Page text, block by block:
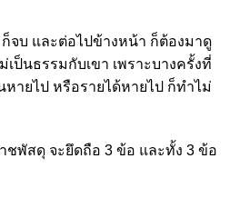
ก็จบ และต่อไปข้างหน้า ก็ต้องมาดู
ป็นธรรมกับเขา เพราะบางครั้งที่
ายไป หรือรายได้หายไป ก็ทำไม่
พัสดุ จะยึดถือ 3 ข้อ และทั้ง 3 ข้อ